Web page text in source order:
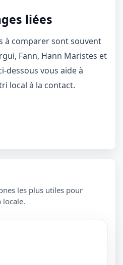
liées
à comparer sont souvent
Fann, Hann Maristes et
dessous vous aide à
local à la contact.
les plus utiles pour